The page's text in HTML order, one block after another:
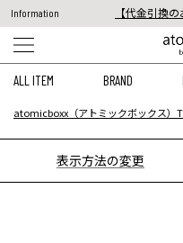
Information
【代金引換
税込11,000円
ALL ITEM BRAND
atomicboxx（アトミックボックス）
表示方法の変更